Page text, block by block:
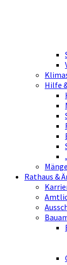
Hilfe
Rathaus &